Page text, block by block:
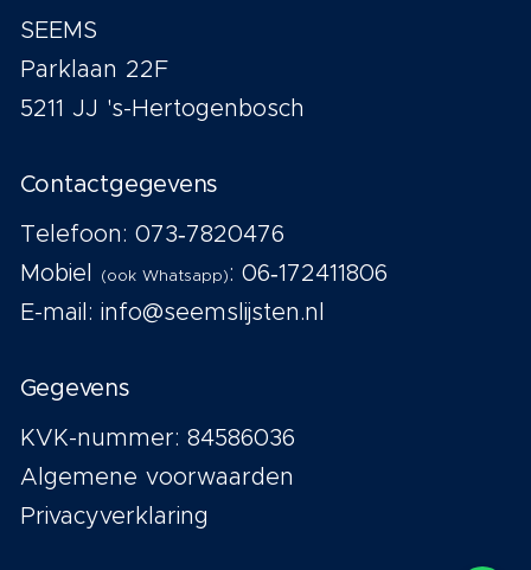
SEEMS
Parklaan 22F
5211 JJ 's-Hertogenbosch
Contactgegevens
Telefoon: 073‑7820476
Mobiel
(ook Whatsapp): 06‑172411806
E-mail: info@seemslijsten.nl
Gegevens
KVK-nummer: 84586036
Algemene voorwaarden
Privacyverklaring